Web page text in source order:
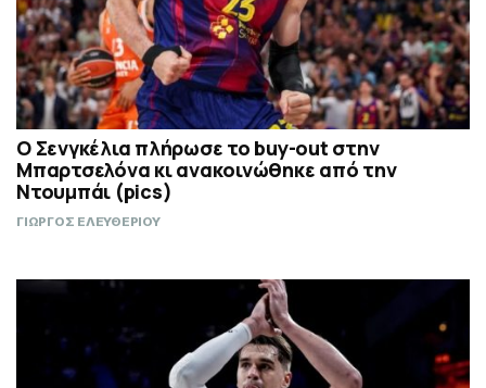
Ο Σενγκέλια πλήρωσε το buy-out στην
Μπαρτσελόνα κι ανακοινώθηκε από την
Ντουμπάι (pics)
ΓΙΩΡΓΟΣ ΕΛΕΥΘΕΡΙΟΥ